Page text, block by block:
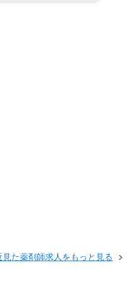
見た薬剤師求人をもっと見る